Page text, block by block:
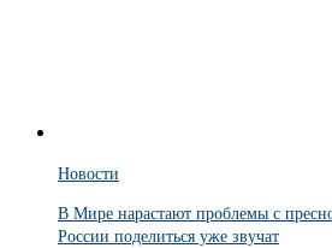
Новости
В Мире нарастают проблемы с
России поделиться уже звучат